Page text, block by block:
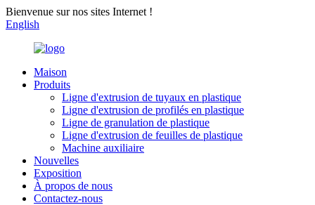
Bienvenue sur nos sites Internet !
English
Maison
Produits
Ligne d'extrusion de tuyaux en plastique
Ligne d'extrusion de profilés en plastique
Ligne de granulation de plastique
Ligne d'extrusion de feuilles de plastique
Machine auxiliaire
Nouvelles
Exposition
À propos de nous
Contactez-nous